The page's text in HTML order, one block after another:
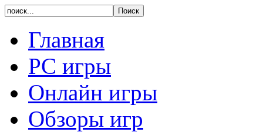
Главная
PC игры
Онлайн игры
Обзоры игр